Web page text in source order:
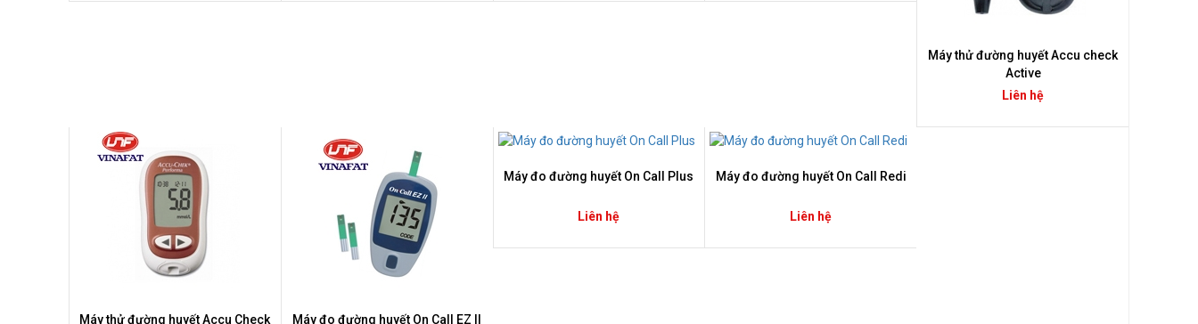
Máy thử đường huyết Accu check
Active
Liên hệ
Máy thử đường huyết Accu Check Máy đo đường huyết On Call EZ II
Máy đo đường huyết On Call Plus
Liên hệ
Máy đo đường huyết On Call Redi
Liên hệ